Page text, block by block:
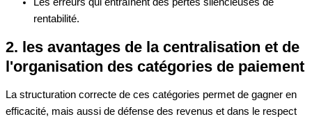
rentabilité.
2. les avantages de la centralisation et de
l'organisation des catégories de paiement
La structuration correcte de ces catégories permet de gagner en
efficacité, mais aussi de défense des revenus et dans le respect